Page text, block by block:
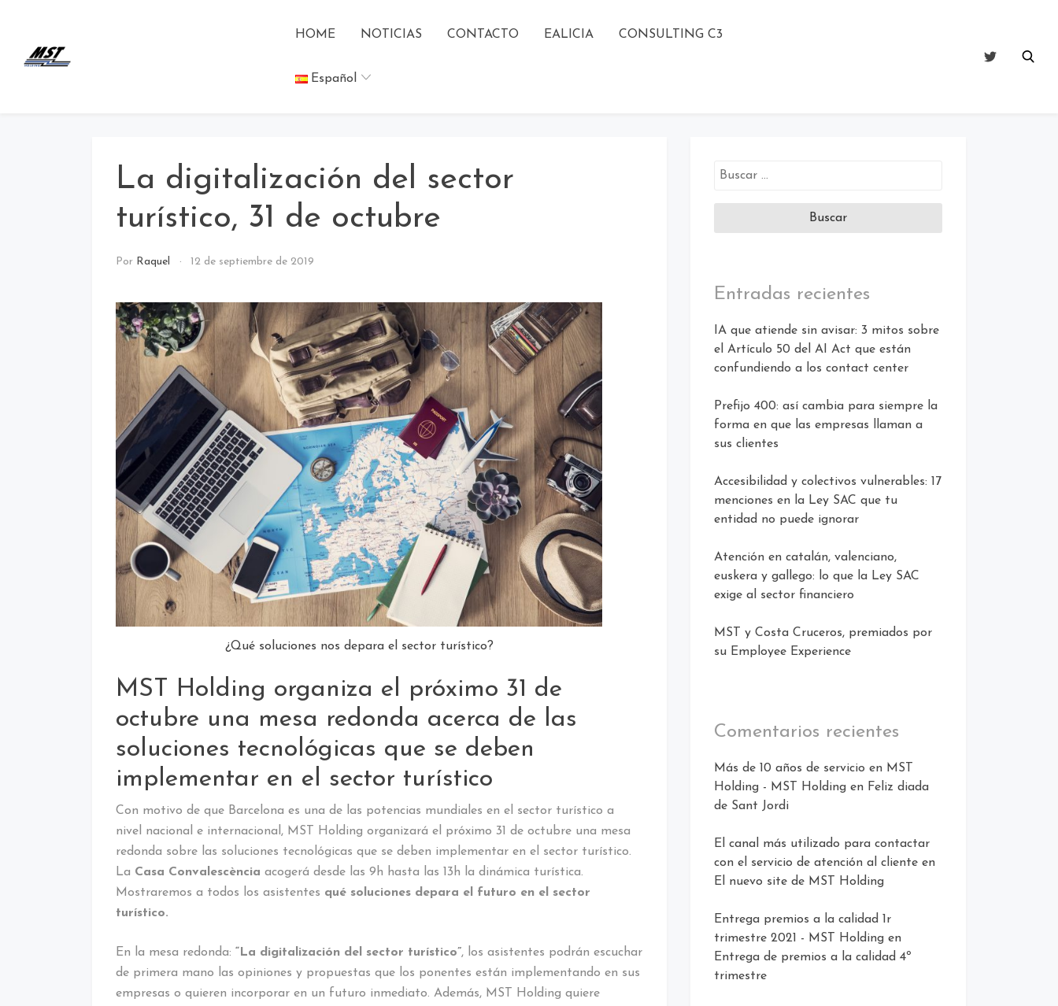
HOME NOTICIAS CONTACTO EALICIA CONSULTING C3
Español
La digitalización del sector
turístico, 31 de octubre
Por Raquel 12 de septiembre de 2019
¿Qué soluciones nos depara el sector turístico?
MST Holding organiza el próximo 31 de
octubre una mesa redonda acerca de las
soluciones tecnológicas que se deben
implementar en el sector turístico
Con motivo de que Barcelona es una de las potencias mundiales en el sector turístico a
nivel nacional e internacional, MST Holding organizará el próximo 31 de octubre una mesa
redonda sobre las soluciones tecnológicas que se deben implementar en el sector turístico.
La Casa Convalescència acogerá desde las 9h hasta las 13h la dinámica turística.
Mostraremos a todos los asistentes qué soluciones depara el futuro en el sector
turístico.
En la mesa redonda: “La digitalización del sector turístico”, los asistentes podrán escuchar
de primera mano las opiniones y propuestas que los ponentes están implementando en sus
empresas o quieren incorporar en un futuro inmediato. Además, MST Holding quiere
Entradas recientes
IA que atiende sin avisar: 3 mitos sobre
el Artículo 50 del AI Act que están
confundiendo a los contact center
Prefijo 400: así cambia para siempre la
forma en que las empresas llaman a
sus clientes
Accesibilidad y colectivos vulnerables: 17
menciones en la Ley SAC que tu
entidad no puede ignorar
Atención en catalán, valenciano,
euskera y gallego: lo que la Ley SAC
exige al sector financiero
MST y Costa Cruceros, premiados por
su Employee Experience
Comentarios recientes
Más de 10 años de servicio en MST
Holding - MST Holding en Feliz diada
de Sant Jordi
El canal más utilizado para contactar
con el servicio de atención al cliente en
El nuevo site de MST Holding
Entrega premios a la calidad 1r
trimestre 2021 - MST Holding en
Entrega de premios a la calidad 4º
trimestre